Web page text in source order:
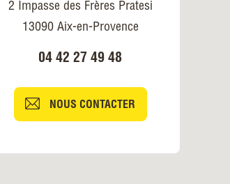
2 Impasse des Frères Pratesi
13090 Aix-en-Provence
04 42 27 49 48
NOUS CONTACTER